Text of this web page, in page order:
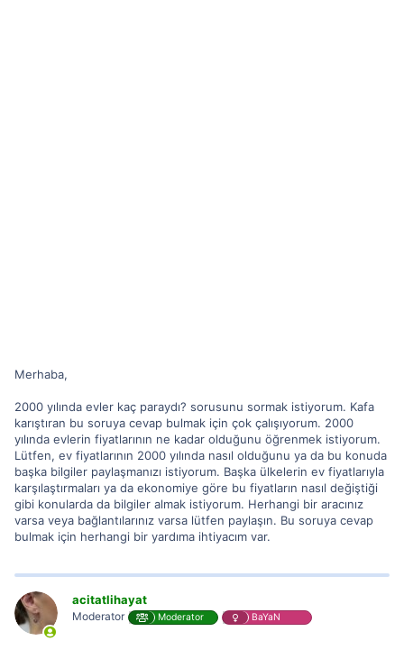
Merhaba,
2000 yılında evler kaç paraydı? sorusunu sormak istiyorum. Kafa
karıştıran bu soruya cevap bulmak için çok çalışıyorum. 2000
yılında evlerin fiyatlarının ne kadar olduğunu öğrenmek istiyorum.
Lütfen, ev fiyatlarının 2000 yılında nasıl olduğunu ya da bu konuda
başka bilgiler paylaşmanızı istiyorum. Başka ülkelerin ev fiyatlarıyla
karşılaştırmaları ya da ekonomiye göre bu fiyatların nasıl değiştiği
gibi konularda da bilgiler almak istiyorum. Herhangi bir aracınız
varsa veya bağlantılarınız varsa lütfen paylaşın. Bu soruya cevap
bulmak için herhangi bir yardıma ihtiyacım var.
acitatlihayat
Moderator Moderator BaYaN